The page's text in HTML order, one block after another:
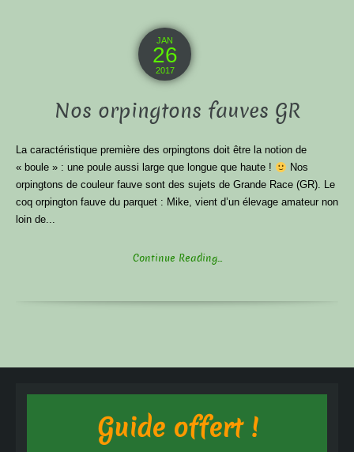
JAN
26
2017
Nos orpingtons fauves GR
La caractéristique première des orpingtons doit être la notion de
« boule » : une poule aussi large que longue que haute !
Nos
orpingtons de couleur fauve sont des sujets de Grande Race (GR). Le
coq orpington fauve du parquet : Mike, vient d’un élevage amateur non
loin de...
Continue Reading...
Guide offert !